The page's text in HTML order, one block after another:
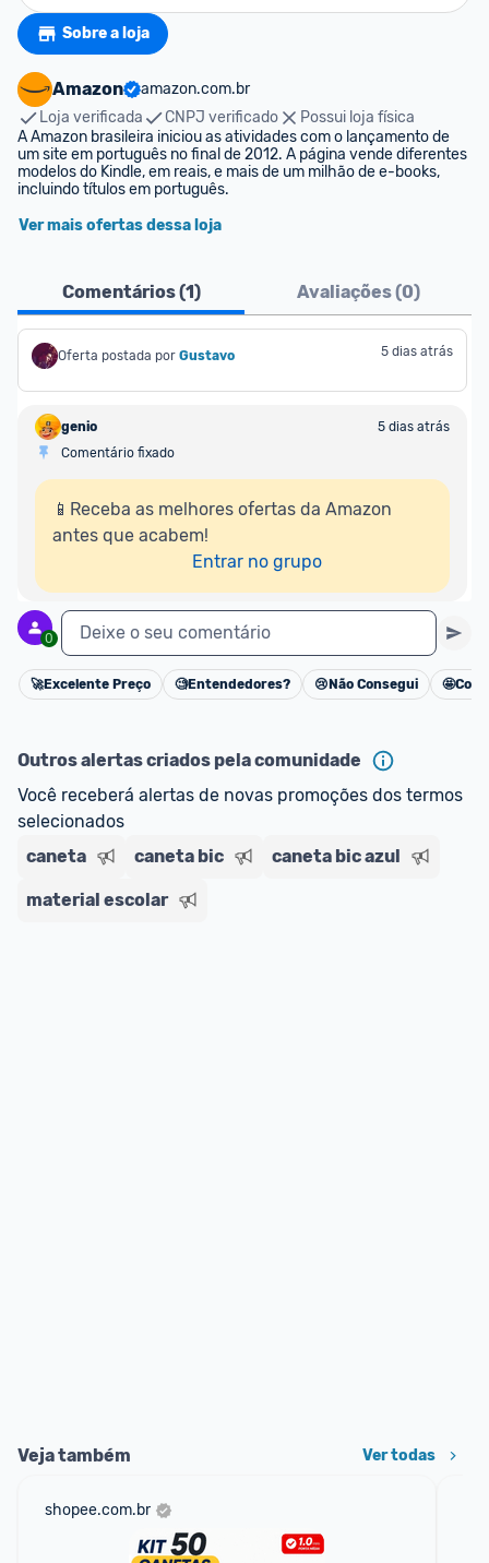
Sobre a loja
Amazon
amazon.com.br
Loja verificada
CNPJ verificado
Possui loja física
A Amazon brasileira iniciou as atividades com o lançamento de
um site em português no final de 2012. A página vende diferentes
modelos do Kindle, em reais, e mais de um milhão de e-books,
incluindo títulos em português.
Ver mais ofertas dessa loja
Comentários (1) Avaliações (0)
Oferta postada por Gustavo 5 dias atrás
genio
5 dias atrás
Comentário fixado
📱Receba as melhores ofertas da Amazon
antes que acabem!
Entrar no grupo
0 Deixe o seu comentário
Cancelar
🚀Excelente Preço 🧐Entendedores? 😢 Não Consegui 🤩
Outros alertas criados pela comunidade
Você receberá alertas de novas promoções dos termos
selecionados
caneta
caneta bic caneta bic azul
material escolar
Veja também Ver todas
shopee.com.br